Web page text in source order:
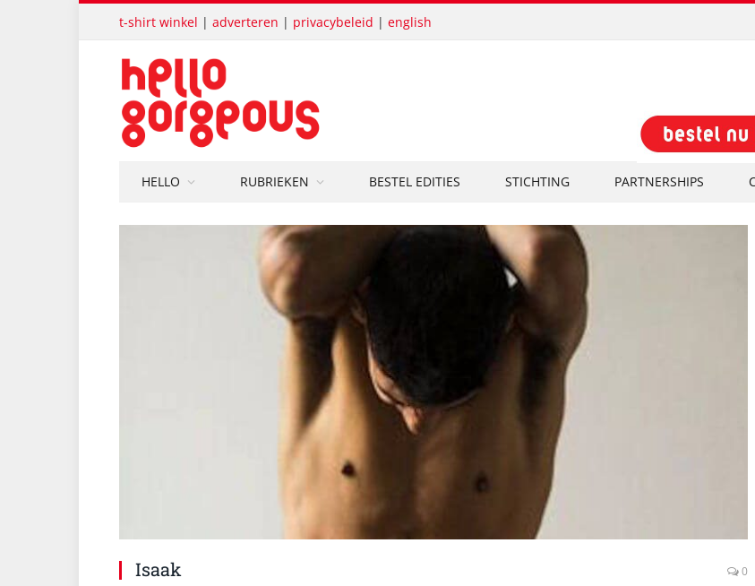
t-shirt winkel | adverteren | privacybeleid | english
HELLO RUBRIEKEN BESTEL EDITIES STICHTING PARTNERSHIPS
Isaak 0